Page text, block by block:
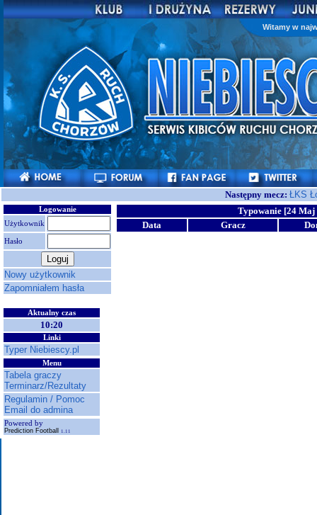
Witamy w
Następny mecz: ŁKS
Logowanie
Użytkownik
Hasło
Nowy użytkownik
Zapomniałem hasła
Aktualny czas
10:20
Linki
Typer Niebiescy.pl
Menu
Tabela graczy
Terminarz/Rezultaty
Regulamin / Pomoc
Email do admina
Powered by
Prediction Football 1.11
Typowanie [24 Maj
Data
Gracz